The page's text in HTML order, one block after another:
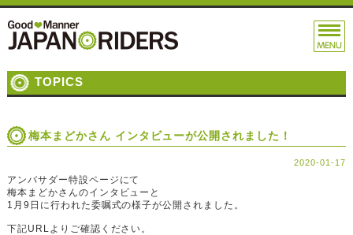
TOPICS
梅本まどかさん インタビューが公開されました！
2020-01-17
アンバサダー特設ページにて
梅本まどかさんのインタビューと
1月9日に行われた委嘱式の様子が公開されました。
下記URLよりご確認ください。